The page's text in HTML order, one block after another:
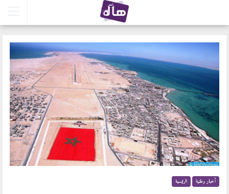
أخبار وطنية الرئيسية